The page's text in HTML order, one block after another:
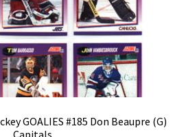
GOALIES #185 Don Beaupre (G)